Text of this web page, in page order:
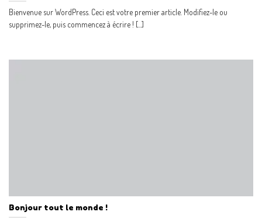
Bienvenue sur WordPress. Ceci est votre premier article. Modifiez-le ou
supprimez-le, puis commencez à écrire ! [...]
Bonjour tout le monde !